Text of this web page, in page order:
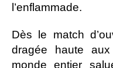
l’enflammade.
Dès le match
dragée haute
monde entier